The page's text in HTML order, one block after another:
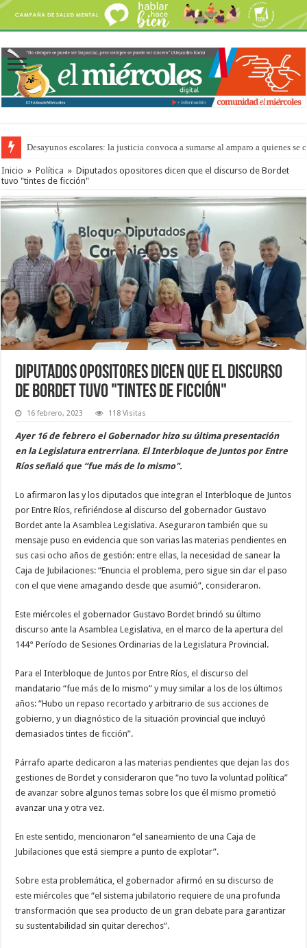
Desayunos escolares: la justicia convoca a sumarse al amparo a quienes se
Inicio » Política » Diputados opositores dicen que el discurso de Bordet
tuvo "tintes de ficción"
Diputados opositores dicen que el discurso
de Bordet tuvo "tintes de ficción"
16 febrero, 2023 118 Visitas
Ayer 16 de febrero el Gobernador hizo su última presentación
en la Legislatura entrerriana. El Interbloque de Juntos por Entre
Ríos señaló que “fue más de lo mismo".
Lo afirmaron las y los diputados que integran el Interbloque de Juntos
por Entre Ríos, refiriéndose al discurso del gobernador Gustavo
Bordet ante la Asamblea Legislativa. Aseguraron también que su
mensaje puso en evidencia que son varias las materias pendientes en
sus casi ocho años de gestión: entre ellas, la necesidad de sanear la
Caja de Jubilaciones: “Enuncia el problema, pero sigue sin dar el paso
con el que viene amagando desde que asumió”, consideraron.
Este miércoles el gobernador Gustavo Bordet brindó su último
discurso ante la Asamblea Legislativa, en el marco de la apertura del
144° Período de Sesiones Ordinarias de la Legislatura Provincial.
Para el Interbloque de Juntos por Entre Ríos, el discurso del
mandatario “fue más de lo mismo” y muy similar a los de los últimos
años: “Hubo un repaso recortado y arbitrario de sus acciones de
gobierno, y un diagnóstico de la situación provincial que incluyó
demasiados tintes de ficción”.
Párrafo aparte dedicaron a las materias pendientes que dejan las dos
gestiones de Bordet y consideraron que “no tuvo la voluntad política”
de avanzar sobre algunos temas sobre los que él mismo prometió
avanzar una y otra vez.
En este sentido, mencionaron “el saneamiento de una Caja de
Jubilaciones que está siempre a punto de explotar”.
Sobre esta problemática, el gobernador afirmó en su discurso de
este miércoles que “el sistema jubilatorio requiere de una profunda
transformación que sea producto de un gran debate para garantizar
su sustentabilidad sin quitar derechos”.